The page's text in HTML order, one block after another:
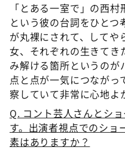
「とある一室で」の西
という彼の台詞をひとつ
が丸裸にされて、してや
女、それぞれの生きてき
み解ける箇所というのが
点と点が一気につながっ
察していて非常に心地よ
Q. コント芸人さんとシ
す。出演者視点でのショ
素はありますか？